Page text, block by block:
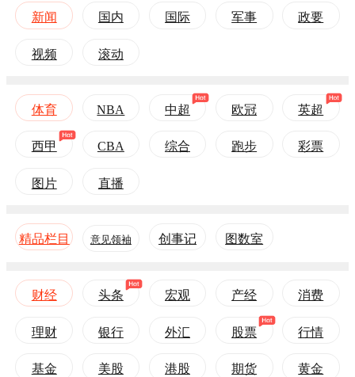
新闻 国内 国际 军事 政要
视频 滚动
体育 NBA 中超 欧冠 英超
西甲 CBA 综合 跑步 彩票
图片 直播
精品栏目 意见领袖 创事记 图数室
财经 头条 宏观 产经 消费
理财 银行 外汇 股票 行情
基金 美股 港股 期货 黄金